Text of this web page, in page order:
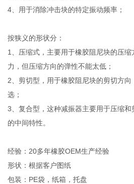
4、用于消除冲击块的特定振动频率；
按狭义的形状分：
1、压缩式，主要用于橡胶阻尼块的压
力，但压缩方向的弹性不能太低；
2、剪切型，用于橡胶阻尼块的剪切方
选；
3、复合型，这种减振器主要用于压缩
的中间特性。
经验：20多年橡胶OEM生产经验
形状：根据客户图纸
包装：PE袋，纸箱，托盘